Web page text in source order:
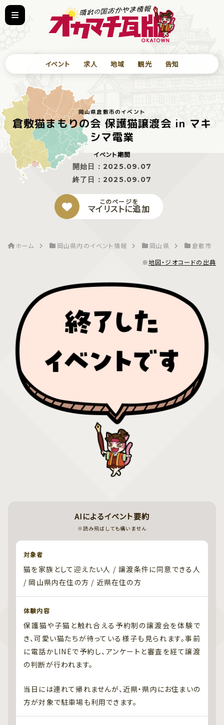
イベント 求人 地域 観光 告知
岡山県倉敷市のイベント
倉敷猫まもりの会 保護猫譲渡会 in マキ
シマ電業
イベント期間
開始日： 2025.09.07
終了日： 2025.09.07
このページを
マイリストに追加
ホーム 岡山県内のイベント情報 岡山県
倉敷市
※地図・ジオコードの出典
AIによるイベント要約
※読み飛ばしても構いません
対象者
猫を家族として迎えたい人 / 譲渡条件に同意できる人
/ 岡山県内在住の方 / 近県在住の方
体験内容
保護猫や子猫と触れ合える予約制の譲渡会を体験で
き、可愛い猫たちが待っている様子も見られます。事前
に電話かLINEで予約し、アンケートと審査を経て譲渡
の判断が行われます。
当日には連れて帰れませんが、近県・県内にお住まいの
方が対象で駐車場も利用できます。